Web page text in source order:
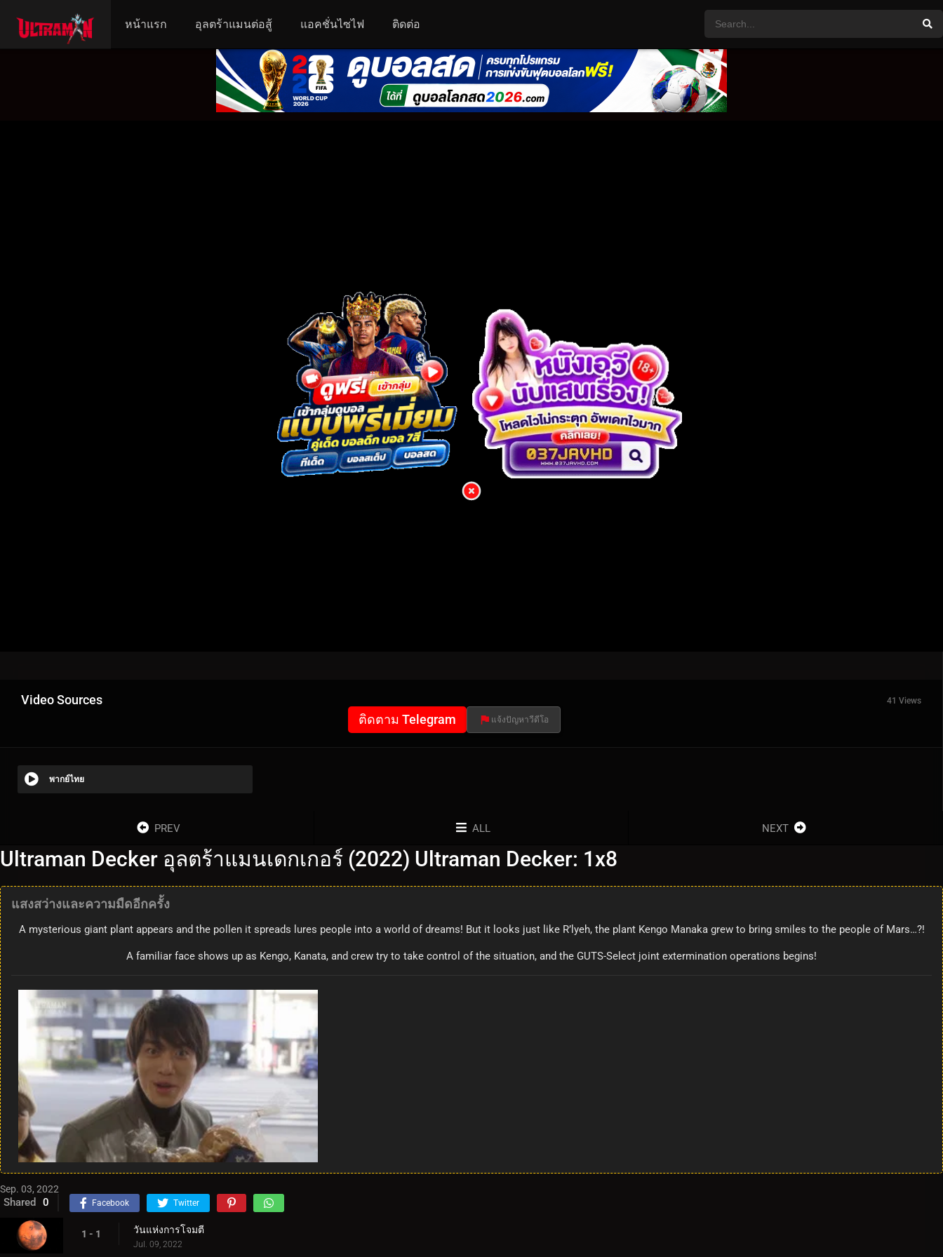
หน้าแรก อุลตร้าแมนต่อสู้ แอคชั่นไซไฟ ติดต่อ
Video Sources 41 Views
ติดตาม Telegram แจ้งปัญหาวีดีโอ
พากย์ไทย
PREV ALL NEXT
Ultraman Decker อุลตร้าแมนเดกเกอร์ (2022) Ultraman Decker: 1x8
แสงสว่างและความมืดอีกครั้ง
A mysterious giant plant appears and the pollen it spreads lures people into a world of dreams! But it looks just like R’lyeh, the plant Kengo Manaka grew to bring smiles to the people of Mars…?!
A familiar face shows up as Kengo, Kanata, and crew try to take control of the situation, and the GUTS-Select joint extermination operations begins!
Sep. 03, 2022
Shared 0 Facebook Twitter
1 - 1 วันแห่งการโจมตี
Jul. 09, 2022